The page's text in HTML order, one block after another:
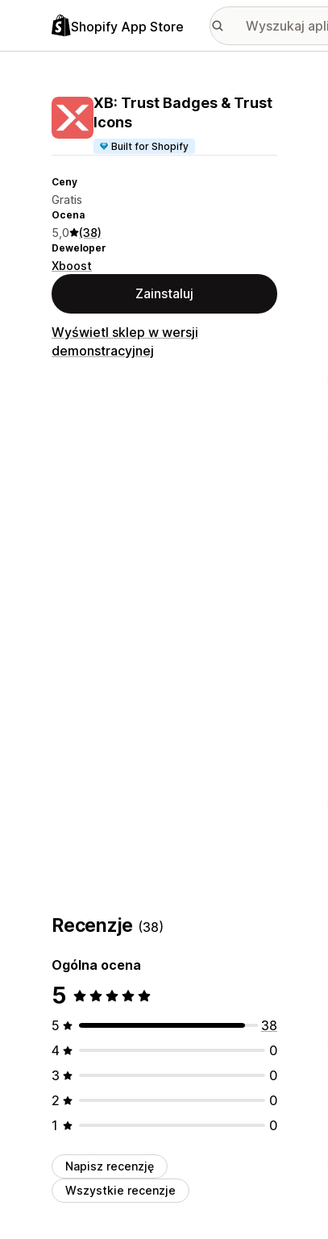
Shopify App Store
XB: Trust Badges & Trust
Icons
Built for Shopify
Ceny
Gratis
Ocena
5,0 (38)
Deweloper
Xboost
Zainstaluj
Wyświetl sklep w wersji
demonstracyjnej
Recenzje (38)
Ogólna ocena
5
5
38
4
0
3
0
2
0
1
0
Napisz recenzję
Wszystkie recenzje